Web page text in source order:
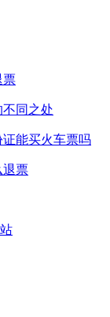
票
同之处
能买火车票吗
退票